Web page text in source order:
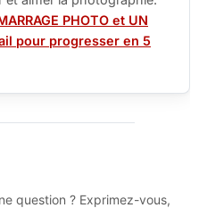
PHOTO et UN
pour progresser en 5
question ? Exprimez-vous,